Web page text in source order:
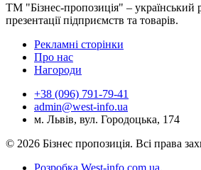
ТМ "Бізнес-пропозиція" – український
презентації підприємств та товарів.
Рекламні сторінки
Про нас
Нагороди
+38 (096) 791-79-41
admin@west-info.ua
м. Львів, вул. Городоцька, 174
© 2026 Бізнес пропозиція. Всі права
Розробка West-info.com.ua.